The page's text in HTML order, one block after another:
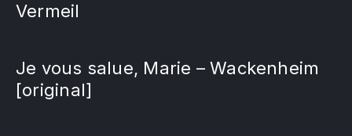
Vermeil
Je vous salue, Marie – Wackenheim
[original]